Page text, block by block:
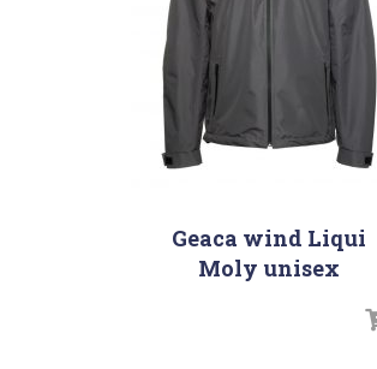
Geaca wind Liqui
Moly unisex